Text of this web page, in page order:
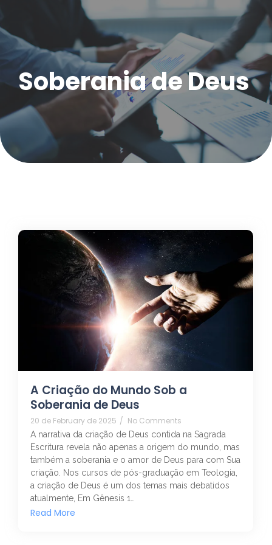
Soberania de Deus
A Criação do Mundo Sob a
Soberania de Deus
20 de February de 2025 / No Comments
A narrativa da criação de Deus contida na Sagrada
Escritura revela não apenas a origem do mundo, mas
também a soberania e o amor de Deus para com Sua
criação. Nos cursos de pós-graduação em Teologia,
a criação de Deus é um dos temas mais debatidos
atualmente, Em Gênesis 1…
Read More